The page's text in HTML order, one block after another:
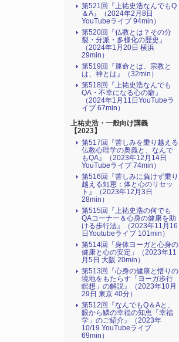
第521回『上祐史浩なんでもQ
＆A』（2024年2月8日
YouTubeライブ 94min）
第520回『仏教とは？その分
裂・分派・多様化の歴史』
（2024年1月20日 横浜
29min）
第519回『運命とは、宗教と
は、神とは』（32min）
第518回『上祐史浩なんでも
QA・不幸になる心の癖』
（2024年1月11日YouTubeラ
イブ 67min）
上祐史浩・一般向け講義
【2023】
第517回『苦しみを乗り越える
仏教心理学の奥義と、なんで
もQA』（2023年12月14日
YouTubeライブ 74min）
第516回『苦しみに負けず乗り
越える知恵：体と心のリセッ
ト』（2023年12月3日
28min）
第515回『上祐史浩の何でも
QAコーナー＆心身の健康を助
ける歩行法』（2023年11月16
日Youtubeライブ 101min）
第514回「身体ヨーガと心身の
健康と心の安定」（2023年11
月5日 大阪 20min）
第513回『心身の健康と悟りの
境地をもたらす「ヨーガ歩行
瞑想」の解説』（2023年10月
29日 東京 40分）
第512回『なんでもQ＆Aと、
眼から鱗の幸福の知恵「幸福
学」のご紹介』（2023年
10/19 YouTubeライブ
69min）